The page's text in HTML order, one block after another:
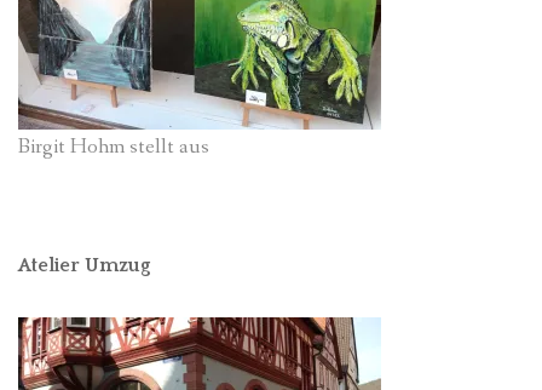
Birgit Hohm stellt aus
Atelier Umzug